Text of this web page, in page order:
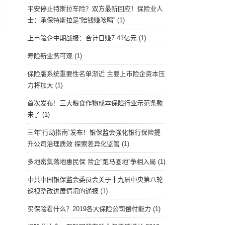
平安停止特斯拉车险？双方最新回应！保险业人
士：承保特斯拉是“赔钱赚吆喝” (1)
上市险企中期战报：合计日赚7.41亿元 (1)
寿险新业务可观 (1)
保险版系统重要性名单渐近 主要上市险企资本压
力将加大 (1)
首次发布！三大粮食作物成本保险行业示范条款
来了 (1)
三年“行动指南”发布！银保监会强化银行保险提
升公司治理质效 探索差异化监管 (1)
多地密集落地惠民保 险企“跑马圈地”争相入局 (1)
中共中国银保监会委员会关于十九届中央第八轮
巡视整改进展情况的通报 (1)
买保险看什么？2019各大保险公司偿付能力 (1)